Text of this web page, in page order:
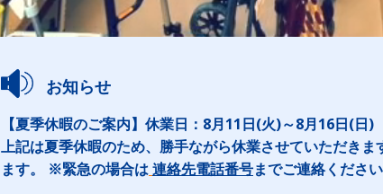
お知らせ
【夏季休暇のご案内】休業日：8月11日(火)～8月16日(日)
上記は夏季休暇のため、勝手ながら休業させていただき
ます。 ※緊急の場合は連絡先電話番号までご連絡くださ